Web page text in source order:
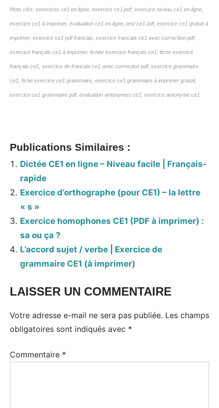
Mots clés: exercices ce1 en ligne, exercice ce1 pdf, exercice niveau ce1 en ligne,
exercice ce1 à imprimer, évaluation ce1 en ligne, test ce1 pdf, exercice ce1 gratuit à
imprimer, exercice ce1 pdf francais, exercice francais ce1 avec correction pdf,
exercice français ce1 à imprimer, fichier exercice français ce1, fiche exercice
français ce1, exercice de francais ce1 avec correction pdf, exercice grammaire
ce1, fiche exercice ce1 grammaire, exercice ce1 grammaire à imprimer gratuit,
exercice ce1 grammaire pdf, evaluation antonymes ce1, exercice antonyme ce1
Publications Similaires :
Dictée CE1 en ligne – Niveau facile | Français-
rapide
Exercice d’orthographe (pour CE1) – la lettre
« s »
Exercice homophones CE1 (PDF à imprimer) :
sa ou ça ?
L’accord sujet / verbe | Exercice de
grammaire CE1 (à imprimer)
LAISSER UN COMMENTAIRE
Votre adresse e-mail ne sera pas publiée. Les champs
obligatoires sont indiqués avec *
Commentaire *